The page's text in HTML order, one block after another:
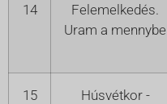
14
Felemelkedés.
Uram a mennybe
15
Húsvétkor -